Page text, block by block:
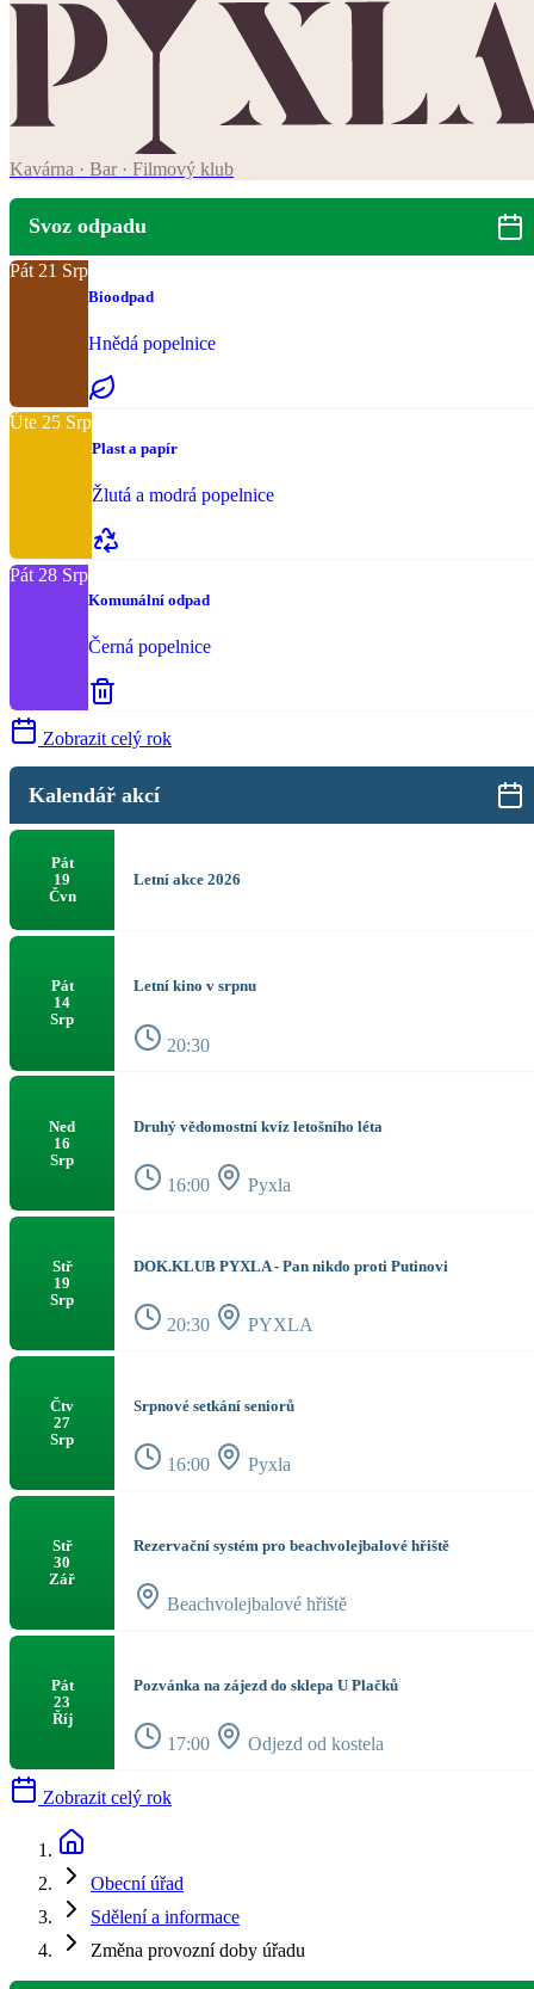
Kavárna · Bar · Filmový klub
Svoz odpadu
Pát 21 Srp
Bioodpad
Hnědá popelnice
Úte 25 Srp
Plast a papír
Žlutá a modrá popelnice
Pát 28 Srp
Komunální odpad
Černá popelnice
Zobrazit celý rok
Kalendář akcí
Pát
19
Čvn
Letní akce 2026
Pát
14
Srp
Letní kino v srpnu
20:30
Ned
16
Srp
Druhý vědomostní kvíz letošního léta
16:00 Pyxla
Stř
19
Srp
DOK.KLUB PYXLA - Pan nikdo proti Putinovi
20:30 PYXLA
Čtv
27
Srp
Srpnové setkání seniorů
16:00 Pyxla
Stř
30
Zář
Rezervační systém pro beachvolejbalové hřiště
Beachvolejbalové hřiště
Pát
23
Říj
Pozvánka na zájezd do sklepa U Plačků
17:00 Odjezd od kostela
Zobrazit celý rok
Obecní úřad
Sdělení a informace
Změna provozní doby úřadu